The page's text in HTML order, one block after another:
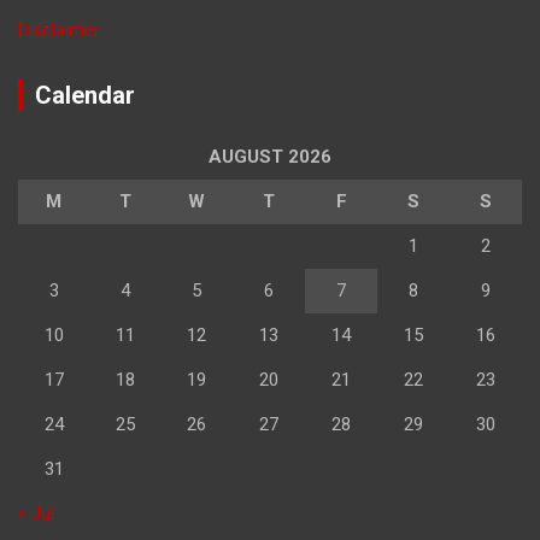
Disclaimer
Calendar
AUGUST 2026
M T W T F S S
1 2
3 4 5 6 7 8 9
10 11 12 13 14 15 16
17 18 19 20 21 22 23
24 25 26 27 28 29 30
31
« Jul